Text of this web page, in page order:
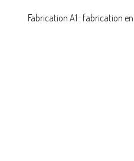
Fabrication A1 : fabrication